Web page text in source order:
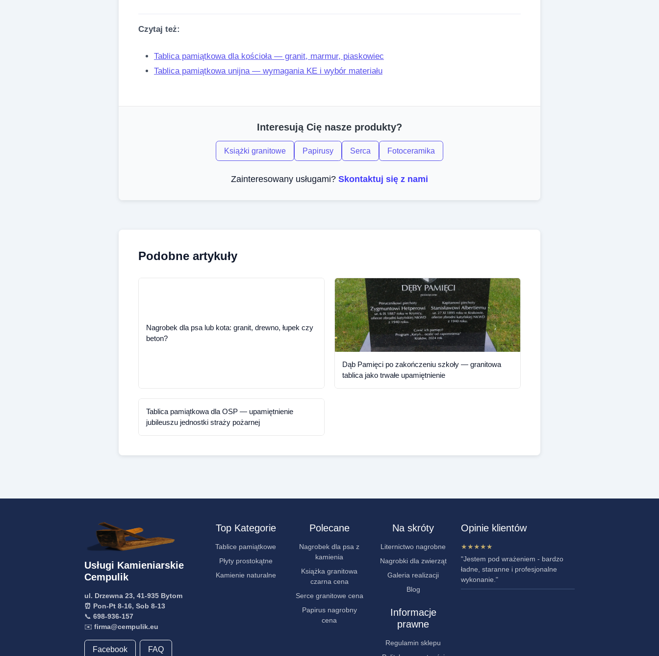
Czytaj też:
Tablica pamiątkowa dla kościoła — granit, marmur, piaskowiec
Tablica pamiątkowa unijna — wymagania KE i wybór materiału
Interesują Cię nasze produkty?
Książki granitowe Papirusy Serca Fotoceramika
Zainteresowany usługami? Skontaktuj się z nami
Podobne artykuły
Nagrobek dla psa lub kota: granit, drewno, łupek czy
beton?
Dąb Pamięci po zakończeniu szkoły — granitowa
tablica jako trwałe upamiętnienie
Tablica pamiątkowa dla OSP — upamiętnienie
jubileuszu jednostki straży pożarnej
Usługi Kamieniarskie
Cempulik
ul. Drzewna 23, 41-935 Bytom
⏰ Pon-Pt 8-16, Sob 8-13
📞 698-936-157
✉️ firma@cempulik.eu
Facebook FAQ
Top Kategorie
Tablice pamiątkowe
Płyty prostokątne
Kamienie naturalne
Polecane
Nagrobek dla psa z
kamienia
Książka granitowa
czarna cena
Serce granitowe cena
Papirus nagrobny
cena
Na skróty
Liternictwo nagrobne
Nagrobki dla zwierząt
Galeria realizacji
Blog
Informacje
prawne
Regulamin sklepu
Opinie klientów
★★★★★
"Jestem pod wrażeniem - bardzo
ładne, staranne i profesjonalne
wykonanie."